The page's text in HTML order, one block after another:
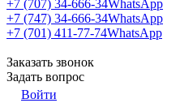
+7 (707) 34-666-34WhatsApp
+7 (747) 34-666-34WhatsApp
+7 (701) 411-77-74WhatsApp
Заказать звонок
Задать вопрос
Войти